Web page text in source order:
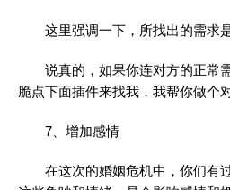
这里强调一下，所找出的需求
说真的，如果你连对方的正常
脆点下面插件来找我，我帮你做个
7、增加感情
在这次的婚姻危机中，你们有